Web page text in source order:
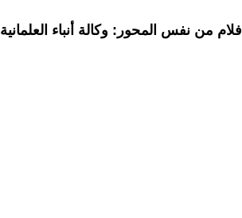
افلام من نفس المحور: وكالة أنباء العلمانية